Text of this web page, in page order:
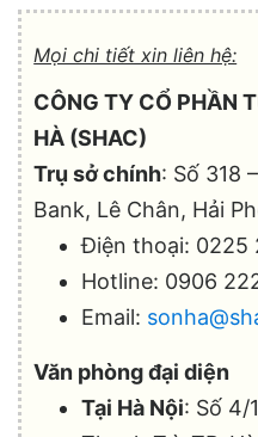
Mọi chi tiết xin liên hệ:
CÔNG TY CỔ PHẦN
HÀ (SHAC)
Trụ sở chính: Số 318
Bank, Lê Chân, Hải
Điện thoại: 0225
Hotline: 0906
Email:
Văn phòng đại diện
Tại Hà Nội: Số 4/